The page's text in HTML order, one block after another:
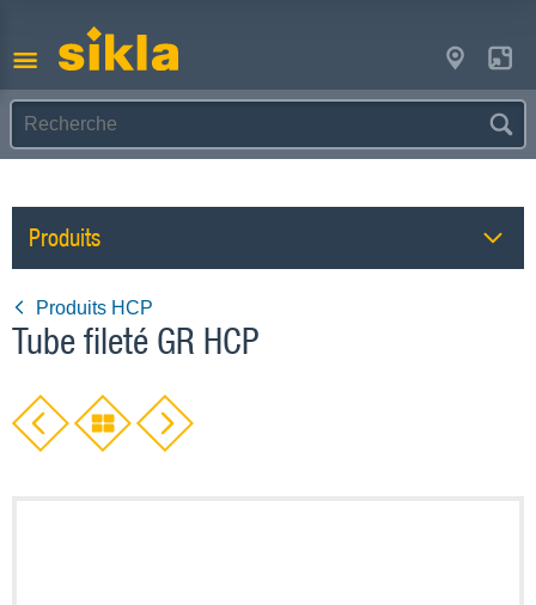
Produits
Produits HCP
Tube fileté GR HCP